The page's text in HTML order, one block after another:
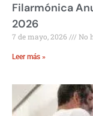
Filarmónica
2026
7 de mayo, 2026 No
Leer más »